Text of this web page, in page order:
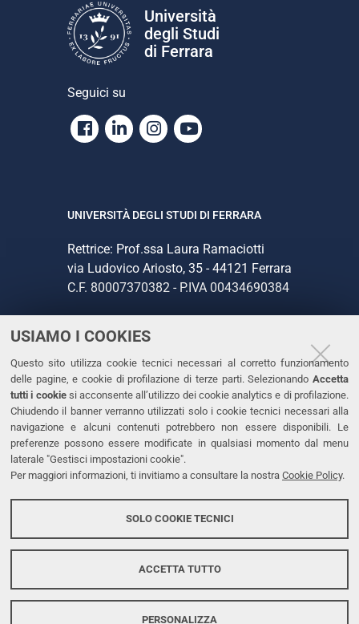
USIAMO I COOKIES
Questo sito utilizza cookie tecnici necessari al corretto funzionamento
delle pagine, e cookie di profilazione di terze parti. Selezionando Accetta
tutti i cookiesi acconsente all’utilizzo dei cookie analytics e di profilazione.
Chiudendo il banner verranno utilizzati solo i cookie tecnici necessari alla
navigazione e alcuni contenuti potrebbero non essere disponibili. Le
preferenze possono essere modificate in qualsiasi momento dal menu
laterale "Gestisci impostazioni cookie".
Per maggiori informazioni, ti invitiamo a consultare la nostra Cookie Policy.
SOLO COOKIE TECNICI
ACCETTA TUTTO
PERSONALIZZA
Università
degli Studi
di Ferrara
Seguici su
Facebook
LinkedinInstagram
Youtube
UNIVERSITÀ DEGLI STUDI DI FERRARA
Rettrice: Prof.ssa Laura Ramaciotti
via Ludovico Ariosto, 35 - 44121 Ferrara
C.F. 80007370382 - P.IVA 00434690384
CONTATTI
Tel. +39 0532 293111
Fax. +39 0532 293031
PEC
LINKS
Dichiarazione di accessibilità
Protezione dati personali